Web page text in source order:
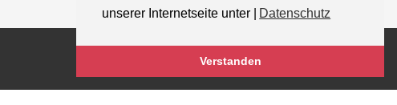
unserer Internetseite unter |
Datenschutz
Verstanden